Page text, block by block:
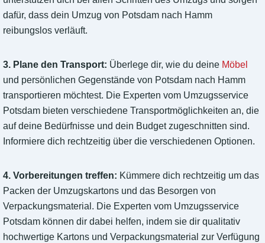
dafür, dass dein Umzug von Potsdam nach Hamm
reibungslos verläuft.
3. Plane den Transport: Überlege dir, wie du deine Möbel
und persönlichen Gegenstände von Potsdam nach Hamm
transportieren möchtest. Die Experten vom Umzugsservice
Potsdam bieten verschiedene Transportmöglichkeiten an, die
auf deine Bedürfnisse und dein Budget zugeschnitten sind.
Informiere dich rechtzeitig über die verschiedenen Optionen.
4. Vorbereitungen treffen: Kümmere dich rechtzeitig um das
Packen der Umzugskartons und das Besorgen von
Verpackungsmaterial. Die Experten vom Umzugsservice
Potsdam können dir dabei helfen, indem sie dir qualitativ
hochwertige Kartons und Verpackungsmaterial zur Verfügung